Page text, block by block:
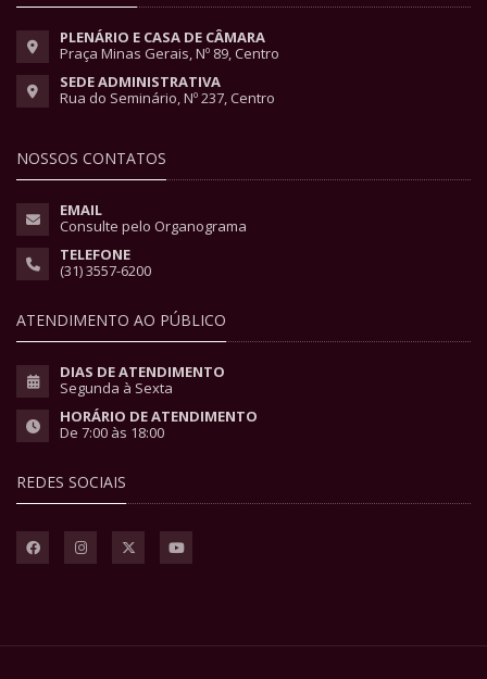
PLENÁRIO E CASA DE CÂMARA
Praça Minas Gerais, Nº 89, Centro
SEDE ADMINISTRATIVA
Rua do Seminário, Nº 237, Centro
NOSSOS CONTATOS
EMAIL
Consulte pelo Organograma
TELEFONE
(31) 3557-6200
ATENDIMENTO AO PÚBLICO
DIAS DE ATENDIMENTO
Segunda à Sexta
HORÁRIO DE ATENDIMENTO
De 7:00 às 18:00
REDES SOCIAIS